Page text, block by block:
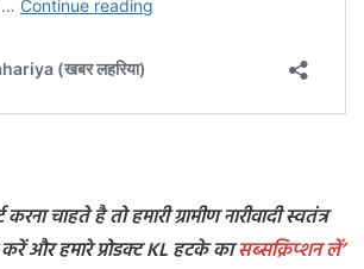
चाहते है तो हमारी ग्रामीण नारीवादी स्वतंत्र
करें और हमारे प्रोडक्ट KL हटके कासब्सक्रिप्शनलें’